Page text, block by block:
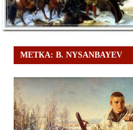
МЕТКА: B. NYSANBAYEV